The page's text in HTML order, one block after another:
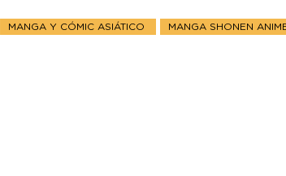
MANGA Y CÓMIC ASIÁTICO MANGA SHONEN